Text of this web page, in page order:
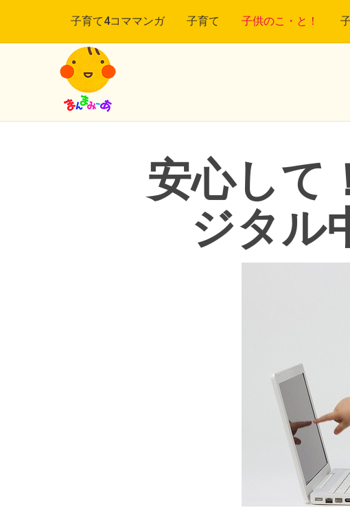
子育て4コママンガ 子育て 子供のこ・と！
安心して
ジタル